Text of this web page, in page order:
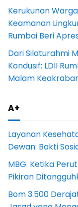
Kerukunan
Keamanan
Rumbai Beri
Dari Silaturahmi
Kondusif: LDII
Malam
A+
Layanan
Dewan: Bakti
MBG: Ketika
Pikiran
Bom 3.500